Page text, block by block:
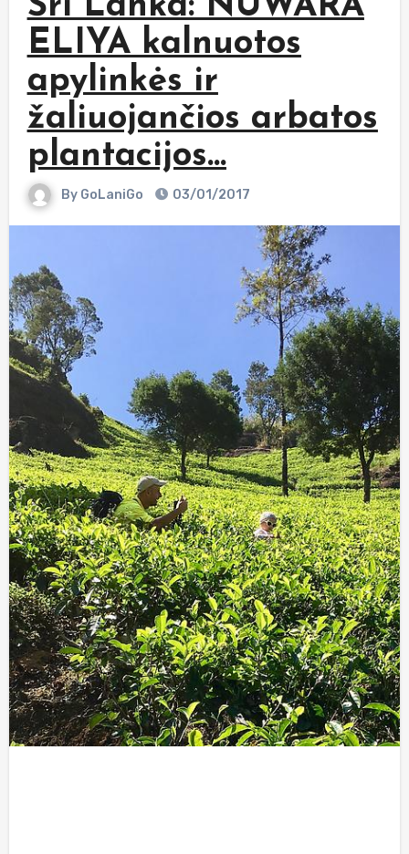
ELIYA kalnuotos
apylinkės ir
žaliuojančios arbatos
plantacijos…
By GoLaniGo 03/01/2017